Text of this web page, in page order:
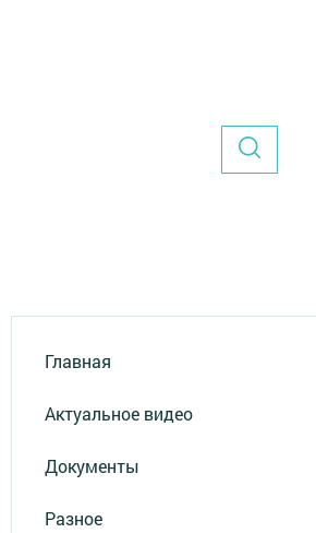
Главная
Актуальное видео
Документы
Разное